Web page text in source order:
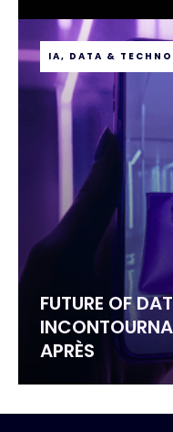
IA, DATA &
FUTURE OF
APRÈS